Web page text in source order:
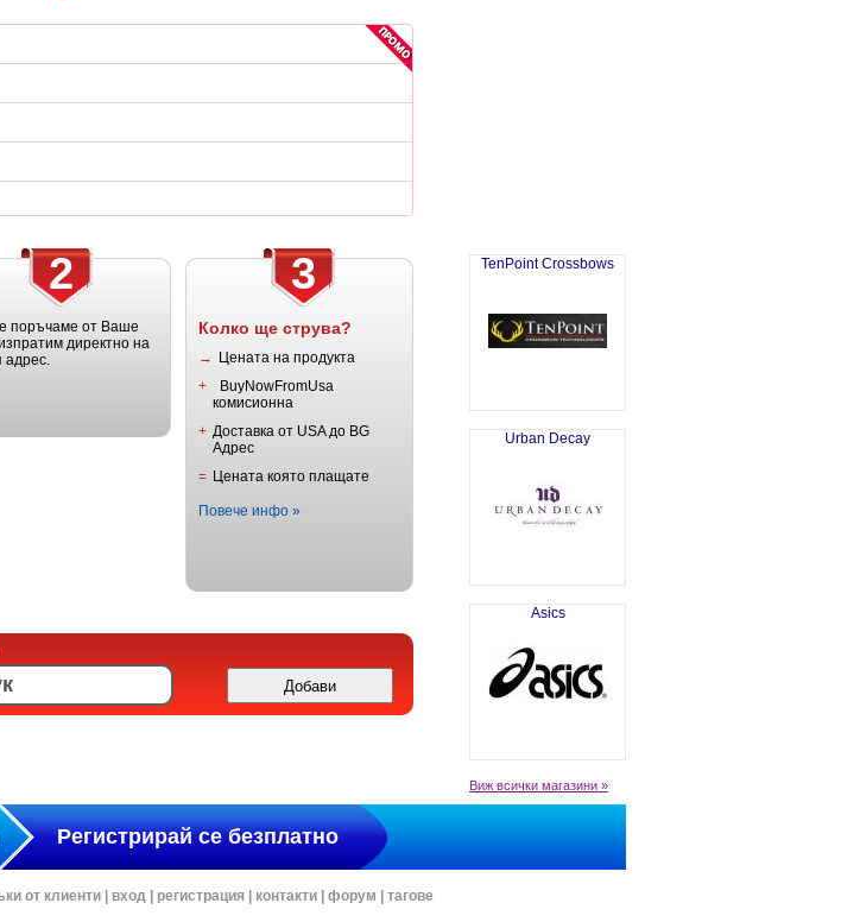
2
поръчаме от Ваше
директно на
адрес.
3
Колко ще струва?
→
Цената на продукта
+
BuyNowFromUsa
комисионна
+ Доставка от USA до BG
Адрес
= Цената която плащате
Повече инфо »
TenPoint Crossbows
Urban Decay
Asics
Виж всички магазини »
Регистрирай се безплатно
от клиенти вход регистрация контакти форум тагове